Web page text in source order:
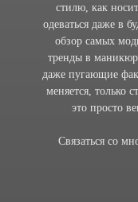
стилю, как
одеваться даже в
обзор самых
тренды в
даже пугающие
меняется, только
это просто
Связаться со